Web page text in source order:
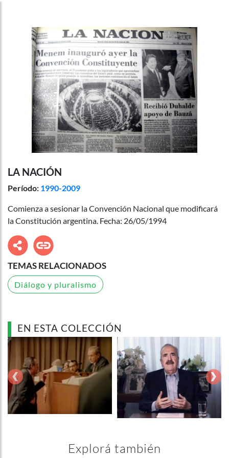
LA NACIÓN
Período: 1990-2009
Comienza a sesionar la Convención Nacional que modificará
la Constitución argentina. Fecha: 26/05/1994
TEMAS RELACIONADOS
Diálogo y pluralismo
EN ESTA COLECCIÓN
‹ ›
Explorá también